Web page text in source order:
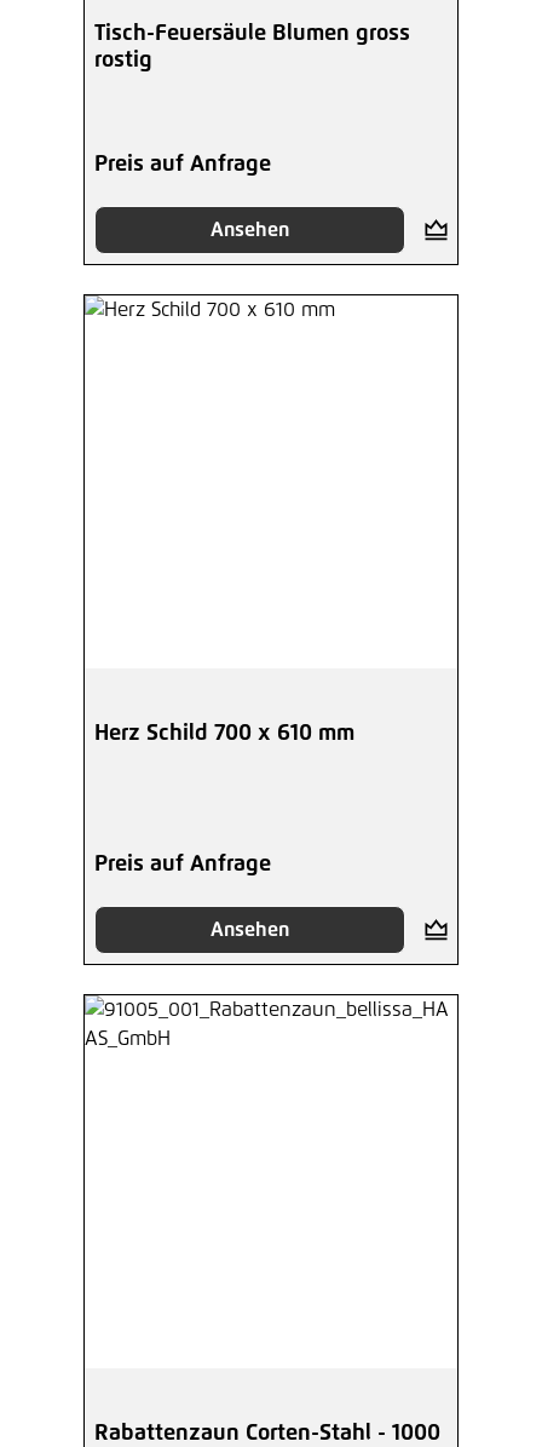
Tisch-Feuersäule Blumen gross
rostig
Preis auf Anfrage
Ansehen
Herz Schild 700 x 610 mm
Preis auf Anfrage
Ansehen
Rabattenzaun Corten-Stahl - 1000